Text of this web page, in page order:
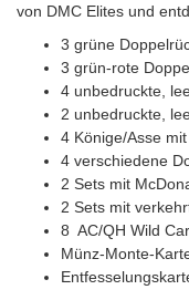
von DMC Elites und
3 grüne
3 grün-rote
4 unbedruckte,
2 unbedruckte,
4 Könige/Asse
4 verschiedene
2 Sets mit
2 Sets mit
8 AC/QH Wild
Münz-Monte-